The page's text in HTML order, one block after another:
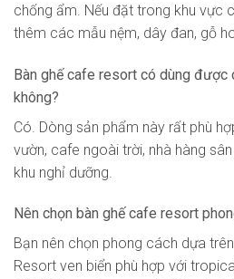
chống ẩm. Nếu đặt trong khu vực
thêm các mẫu nệm, dây đan, gỗ
Bàn ghế cafe resort có dùng được
không?
Có. Dòng sản phẩm này rất phù
vườn, cafe ngoài trời, nhà hàng
khu nghỉ dưỡng.
Nên chọn bàn ghế cafe resort
Bạn nên chọn phong cách dựa
Resort ven biển phù hợp với